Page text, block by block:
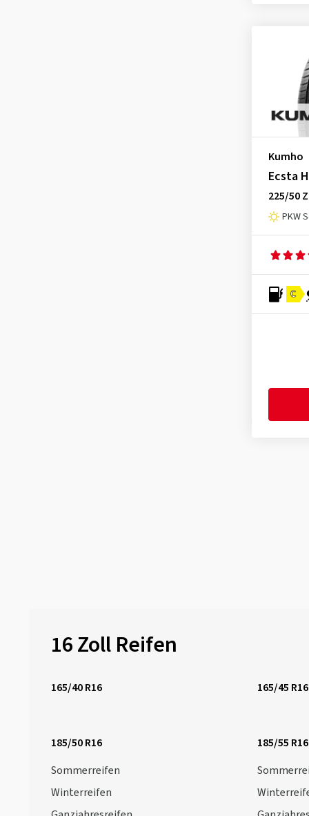
Kumho
Ecsta
225/50
PKW
C
16 Zoll Reifen
165/40 R16 165/45 R16
185/50 R16
Sommerreifen
Winterreifen
185/55 R16